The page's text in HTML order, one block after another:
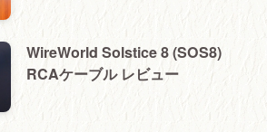
WireWorld Solstice 8 (SOS8)
RCAケーブル レビュー